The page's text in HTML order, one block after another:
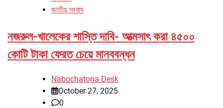
জাতীয় সংবাদ
নজরুল-খালেকের শাস্তি দাবি- আত্মসাৎ করা ৪৫০০
কোটি টাকা ফেরত চেয়ে মানববন্ধন
Nabochatona Desk
October 27, 2025
0